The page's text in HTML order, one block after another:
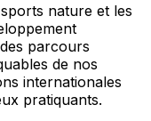
nature et les
parcours
de nos
internationales
pratiquants.